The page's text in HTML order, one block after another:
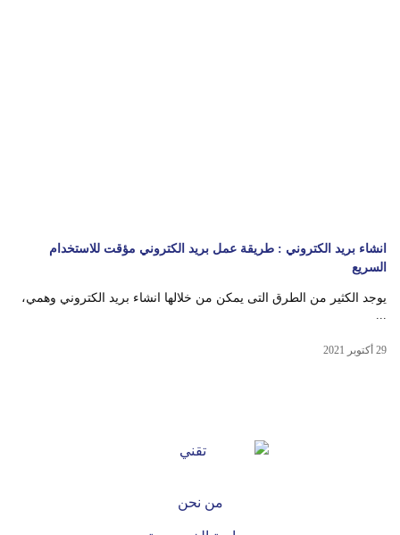
انشاء بريد الكتروني : طريقة عمل بريد الكتروني مؤقت للاستخدام
السريع
يوجد الكثير من الطرق التى يمكن من خلالها انشاء بريد الكتروني وهمي،
29 أكتوبر 2021
من نحن